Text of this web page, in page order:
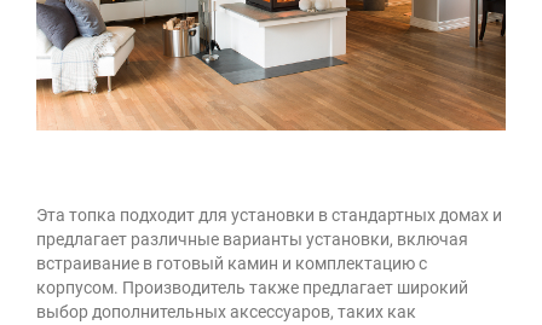
Эта топка подходит для установки в стандартных домах и
предлагает различные варианты установки, включая
встраивание в готовый камин и комплектацию с
корпусом. Производитель также предлагает широкий
выбор дополнительных аксессуаров, таких как